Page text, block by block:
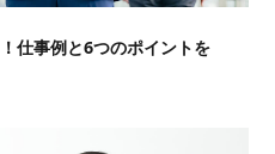
仕事例と6つのポイントを